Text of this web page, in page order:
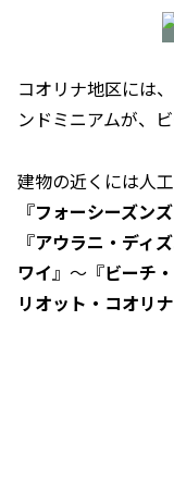
コオリナ地区には
ンドミニアムが、
建物の近くには人
『フォーシーズン
『アウラニ・ディ
ワイ』～『ビーチ
リオット・コオリ